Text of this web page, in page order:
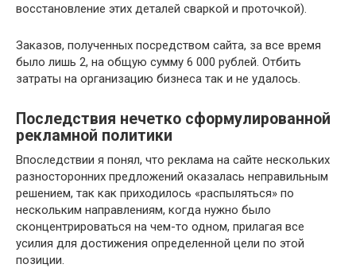
восстановление этих деталей сваркой и проточкой).
Заказов, полученных посредством сайта, за все время
было лишь 2, на общую сумму 6 000 рублей. Отбить
затраты на организацию бизнеса так и не удалось.
Последствия нечетко сформулированной
рекламной политики
Впоследствии я понял, что реклама на сайте нескольких
разносторонних предложений оказалась неправильным
решением, так как приходилось «распыляться» по
нескольким направлениям, когда нужно было
сконцентрироваться на чем-то одном, прилагая все
усилия для достижения определенной цели по этой
позиции.